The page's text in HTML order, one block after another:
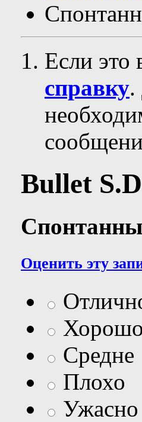
Если это
справку.
Bullet
Оценить эту
Хорошо
Средне
Плохо
Ужасно